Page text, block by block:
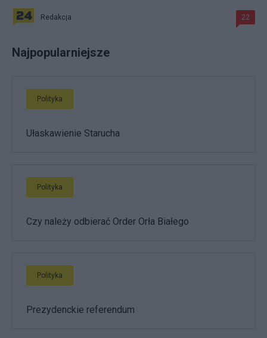
Redakcja 22
Najpopularniejsze
Polityka
Ułaskawienie Starucha
Polityka
Czy należy odbierać Order Orła Białego
Polityka
Prezydenckie referendum